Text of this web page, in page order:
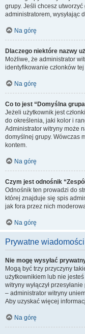
grupy. Jeśli chcesz
administratorem, wysyłając
Na górę
Dlaczego niektóre nazwy
Możliwe, że administrator
identyfikowanie członków
Na górę
Co to jest “Domyślna
Jeżeli użytkownik jest
do określenia, jaki kolor i
Administrator witryny może
domyślnej grupy. Wówczas
kontem.
Na górę
Czym jest odnośnik
Odnośnik ten prowadzi do
której znajduje się spis
jak fora przez nich
Na górę
Prywatne wiadomości
Nie mogę wysyłać
Mogą być trzy przyczyny
użytkownikiem lub nie
witryny wyłączył
– administrator witryny
Aby uzyskać więcej
Na górę